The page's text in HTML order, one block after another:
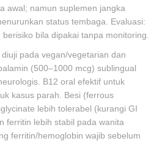
awal; namun suplemen jangka
status tembaga. Evaluasi:
bila dipakai tanpa monitoring.
pada vegan/vegetarian dan
(500–1000 mcg) sublingual
B12 oral efektif untuk
kasus parah. Besi (ferrous
lebih tolerabel (kurangi GI
ferritin lebih stabil pada wanita
ferritin/hemoglobin wajib sebelum